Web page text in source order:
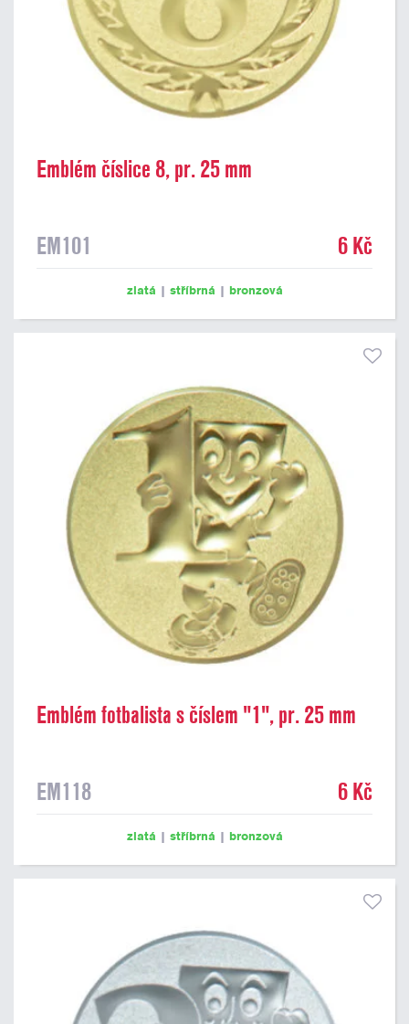
Emblém číslice 8, pr. 25 mm
EM101 6 Kč
zlatá | stříbrná | bronzová
Emblém fotbalista s číslem "1", pr. 25 mm
EM118 6 Kč
zlatá | stříbrná | bronzová